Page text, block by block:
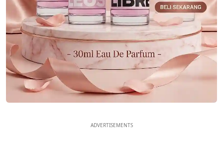
ADVERTISEMENTS